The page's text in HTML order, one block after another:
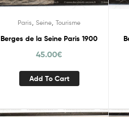
Paris Seine Tourisme
Berges de la Seine Paris 1900
45.00€
Add To Cart